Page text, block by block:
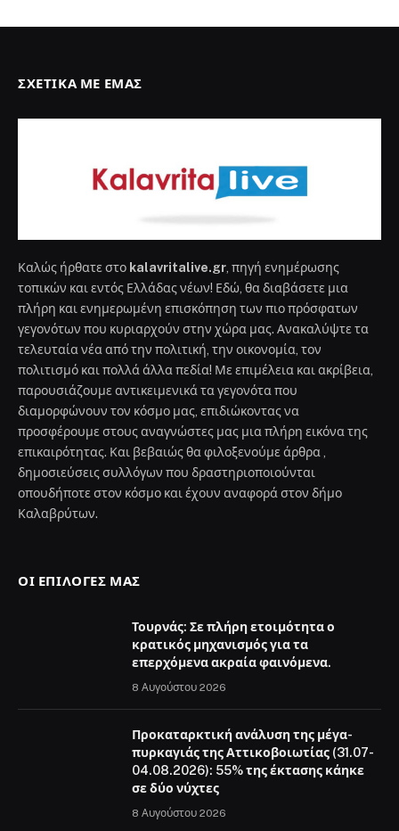
ΣΧΕΤΙΚΆ ΜΕ ΕΜΆΣ
Καλώς ήρθατε στο kalavritalive.gr , πηγή ενημέρωσης
τοπικών και εντός Ελλάδας νέων! Εδώ, θα διαβάσετε μια
πλήρη και ενημερωμένη επισκόπηση των πιο πρόσφατων
γεγονότων που κυριαρχούν στην χώρα μας. Ανακαλύψτε τα
τελευταία νέα από την πολιτική, την οικονομία, τον
πολιτισμό και πολλά άλλα πεδία! Με επιμέλεια και ακρίβεια,
παρουσιάζουμε αντικειμενικά τα γεγονότα που
διαμορφώνουν τον κόσμο μας, επιδιώκοντας να
προσφέρουμε στους αναγνώστες μας μια πλήρη εικόνα της
επικαιρότητας. Και βεβαιώς θα φιλοξενούμε άρθρα ,
δημοσιεύσεις συλλόγων που δραστηριοποιούνται
οπουδήποτε στον κόσμο και έχουν αναφορά στον δήμο
Καλαβρύτων.
ΟΙ ΕΠΙΛΟΓΈΣ ΜΑΣ
Τουρνάς: Σε πλήρη ετοιμότητα ο
κρατικός μηχανισμός για τα
επερχόμενα ακραία φαινόμενα.
8 Αυγούστου 2026
Προκαταρκτική ανάλυση της μέγα-
πυρκαγιάς της Αττικοβοιωτίας (31.07-
04.08.2026): 55% της έκτασης κάηκε
σε δύο νύχτες
8 Αυγούστου 2026